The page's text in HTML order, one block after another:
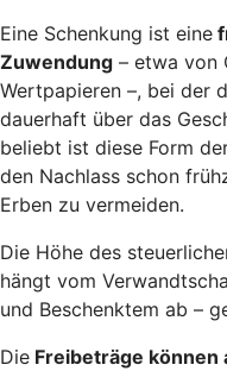
Eine Schenkung ist eine
Zuwendung – etwa von
Wertpapieren –, bei der
dauerhaft über das
beliebt ist diese Form
den Nachlass schon
Erben zu vermeiden.
Die Höhe des
hängt vom
und Beschenktem ab –
Die Freibeträge können